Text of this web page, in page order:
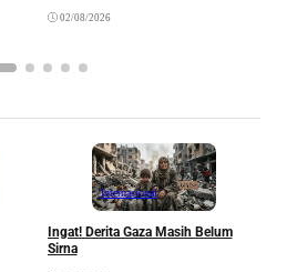
02/08/2026
Internasional
Ingat! Derita Gaza Masih Belum
Sirna